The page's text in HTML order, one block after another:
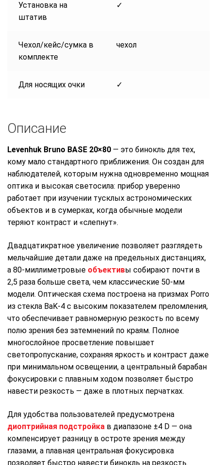
Установка на
штатив
✓
Чехол/кейс/сумка в
комплекте
чехол
Для носящих очки ✓
Описание
Levenhuk Bruno BASE 20×80 — это бинокль для тех,
кому мало стандартного приближения. Он создан для
наблюдателей, которым нужна одновременно мощная
оптика и высокая светосила: прибор уверенно
работает при изучении тусклых астрономических
объектов и в сумерках, когда обычные модели
теряют контраст и «слепнут».
Двадцатикратное увеличение позволяет разглядеть
мельчайшие детали даже на предельных дистанциях,
а 80-миллиметровые объективы собирают почти в
2,5 раза больше света, чем классические 50-мм
модели. Оптическая схема построена на призмах Porro
из стекла BaK‑4 с высоким показателем преломления,
что обеспечивает равномерную резкость по всему
полю зрения без затемнений по краям. Полное
многослойное просветление повышает
светопропускание, сохраняя яркость и контраст даже
при минимальном освещении, а центральный барабан
фокусировки с плавным ходом позволяет быстро
навести резкость — даже в плотных перчатках.
Для удобства пользователей предусмотрена
диоптрийная подстройка в диапазоне ±4 D — она
компенсирует разницу в остроте зрения между
глазами, а плавная центральная фокусировка
позволяет быстро навести бинокль на резкость.